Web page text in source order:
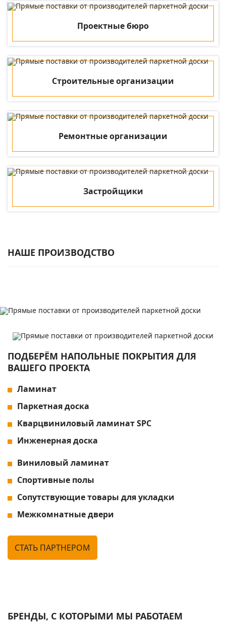
Проектные бюро
Строительные организации
Ремонтные организации
Застройщики
НАШЕ ПРОИЗВОДСТВО
ПОДБЕРЁМ НАПОЛЬНЫЕ ПОКРЫТИЯ ДЛЯ
ВАШЕГО ПРОЕКТА
Ламинат
Паркетная доска
Кварцвиниловый ламинат SPC
Инженерная доска
Виниловый ламинат
Спортивные полы
Сопутствующие товары для укладки
Межкомнатные двери
CТАТЬ ПАРТНЕРОМ
БРЕНДЫ, С КОТОРЫМИ МЫ РАБОТАЕМ